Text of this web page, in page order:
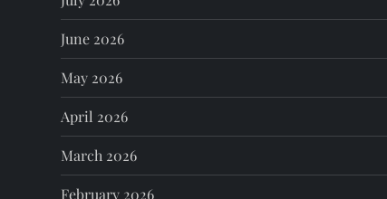
g
a
t
i
June 2026
May 2026
April 2026
March 2026
February 2026